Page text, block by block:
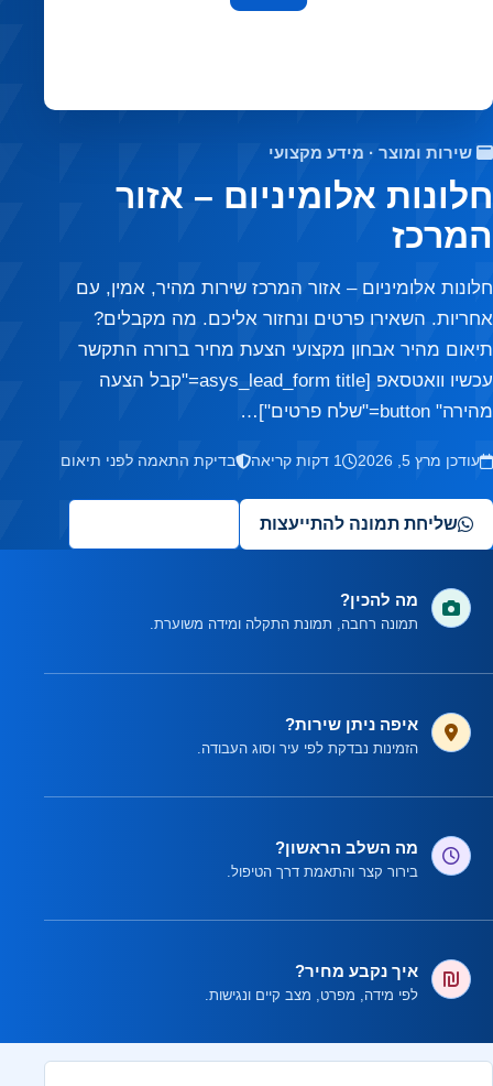
שירות ומוצר · מידע מקצועי
חלונות אלומיניום – אזור
המרכז
חלונות אלומיניום – אזור המרכז שירות מהיר, אמין, עם
אחריות. השאירו פרטים ונחזור אליכם. מה מקבלים?
תיאום מהיר אבחון מקצועי הצעת מחיר ברורה התקשר
עכשיו וואטסאפ [asys_lead_form title="קבל הצעה
מהירה" button="שלח פרטים"]…
עודכן מרץ 5, 2026 1 דקות קריאה בדיקת התאמה לפני תיאום
שליחת תמונה להתייעצות
מה להכין?
תמונה רחבה, תמונת התקלה ומידה משוערת.
איפה ניתן שירות?
הזמינות נבדקת לפי עיר וסוג העבודה.
מה השלב הראשון?
בירור קצר והתאמת דרך הטיפול.
איך נקבע מחיר?
לפי מידה, מפרט, מצב קיים ונגישות.